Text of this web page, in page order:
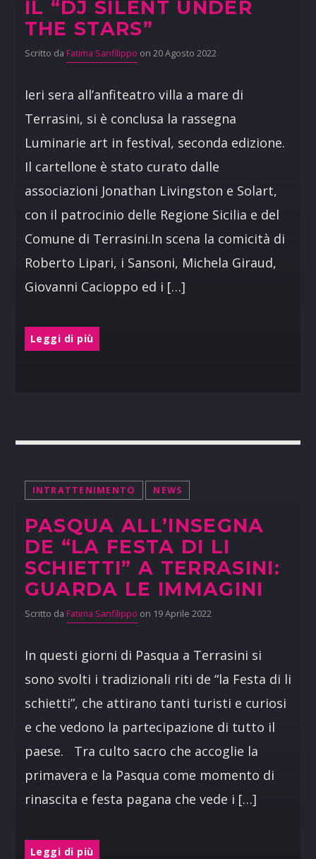
IL “DJ SILENT UNDER
THE STARS”
Scritto da Fatima Sanfilippo on 20 Agosto 2022
Ieri sera all’anfiteatro villa a mare di
Terrasini, si è conclusa la rassegna
Luminarie art in festival, seconda edizione.
Il cartellone è stato curato dalle
associazioni Jonathan Livingston e Solart,
con il patrocinio delle Regione Sicilia e del
Comune di Terrasini.In scena la comicità di
Roberto Lipari, i Sansoni, Michela Giraud,
Giovanni Cacioppo ed i […]
Leggi di più
INTRATTENIMENTO NEWS
PASQUA ALL’INSEGNA
DE “LA FESTA DI LI
SCHIETTI” A TERRASINI:
GUARDA LE IMMAGINI
Scritto da Fatima Sanfilippo on 19 Aprile 2022
In questi giorni di Pasqua a Terrasini si
sono svolti i tradizionali riti de “la Festa di li
schietti”, che attirano tanti turisti e curiosi
e che vedono la partecipazione di tutto il
paese. Tra culto sacro che accoglie la
primavera e la Pasqua come momento di
rinascita e festa pagana che vede i […]
Leggi di più